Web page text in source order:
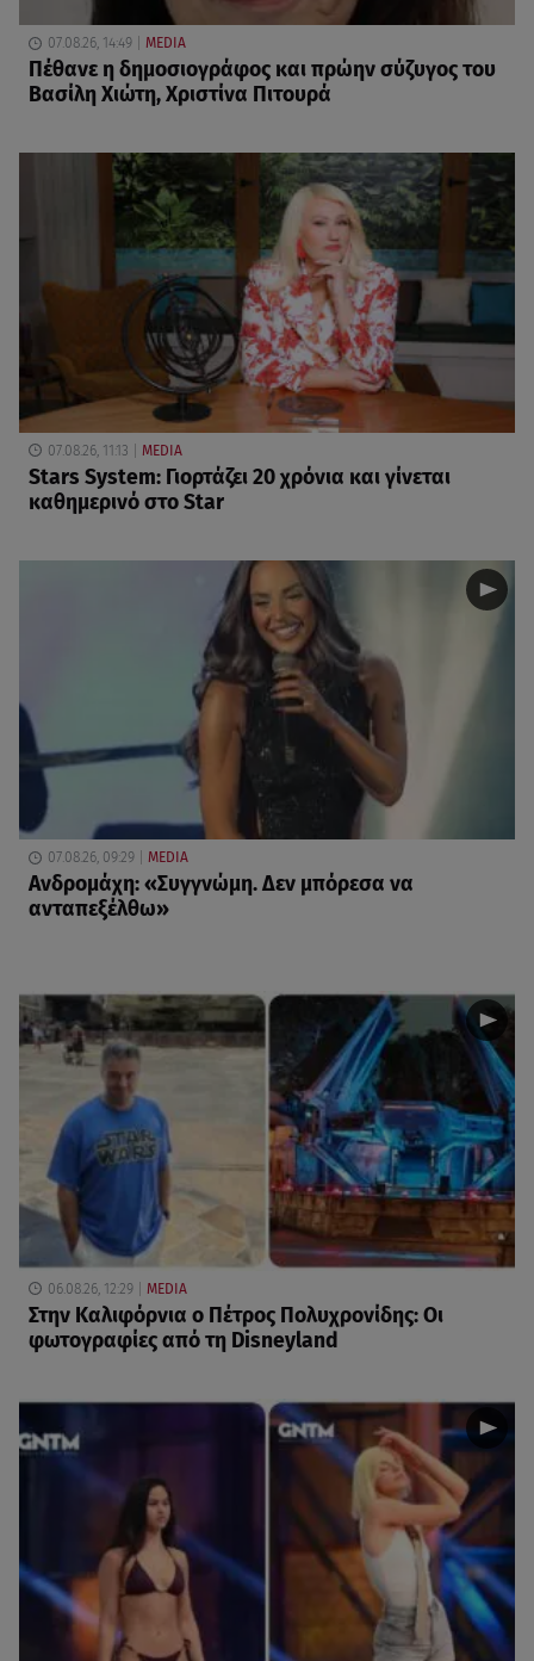
07.08.26, 14:49 MEDIA
Πέθανε η δημοσιογράφος και πρώην σύζυγος του
Βασίλη Χιώτη, Χριστίνα Πιτουρά
07.08.26, 11:13 MEDIA
Stars System: Γιορτάζει 20 χρόνια και γίνεται
καθημερινό στο Star
07.08.26, 09:29 MEDIA
Ανδρομάχη: «Συγγνώμη. Δεν μπόρεσα να
ανταπεξέλθω»
06.08.26, 12:29 MEDIA
Στην Καλιφόρνια ο Πέτρος Πολυχρονίδης: Οι
φωτογραφίες από τη Disneyland